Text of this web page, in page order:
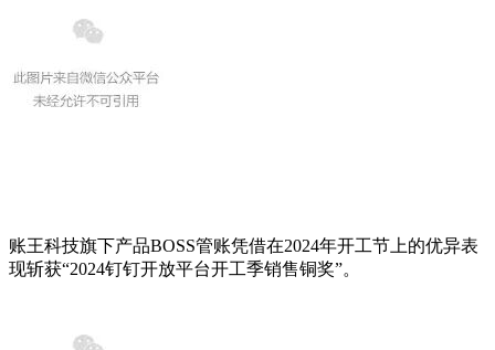
账王科技旗下产品BOSS管账凭借在2024年开工节上的优异表
现斩获“2024钉钉开放平台开工季销售铜奖”。